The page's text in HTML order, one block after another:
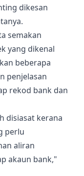
dikesan
semakan
yang dikenal
beberapa
penjelasan
rekod bank dan
disiasat kerana
perlu
aliran
akaun bank,"